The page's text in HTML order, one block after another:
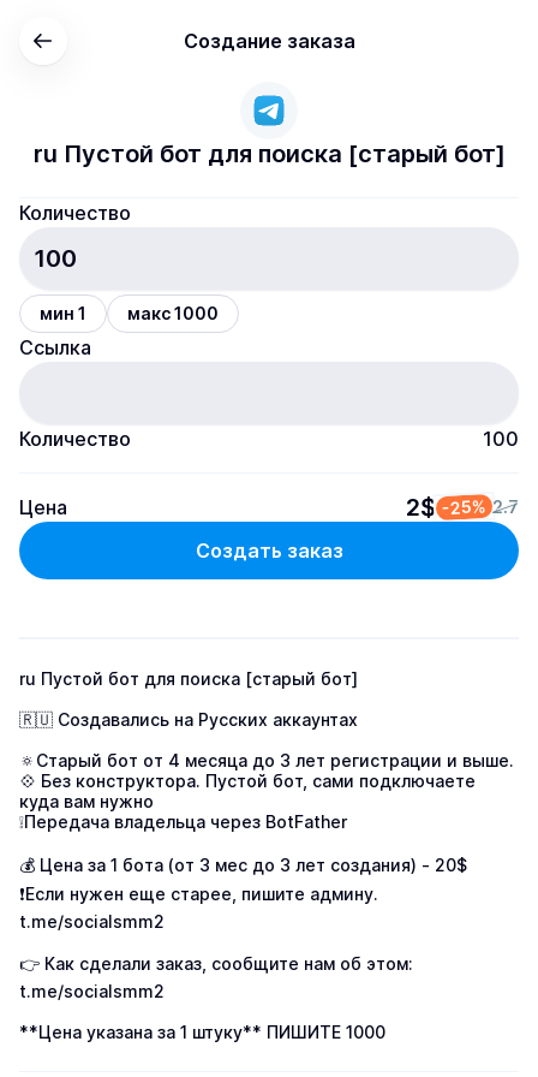
Создание заказа
ru Пустой бот для поиска [старый бот]
Количество
мин 1 макс 1000
Ссылка
Количество 100
Цена 2$ -25% 2.7
Создать заказ
ru Пустой бот для поиска [старый бот]
🇷🇺 Создавались на Русских аккаунтах
🔅Старый бот от 4 месяца до 3 лет регистрации и выше.
💠 Без конструктора. Пустой бот, сами подключаете
куда вам нужно
❕Передача владельца через BotFather
💰 Цена за 1 бота (от 3 мес до 3 лет создания) - 20$
❗️Если нужен еще старее, пишите админу.
t.me/socialsmm2
👉 Как сделали заказ, сообщите нам об этом:
t.me/socialsmm2
**Цена указана за 1 штуку** ПИШИТЕ 1000